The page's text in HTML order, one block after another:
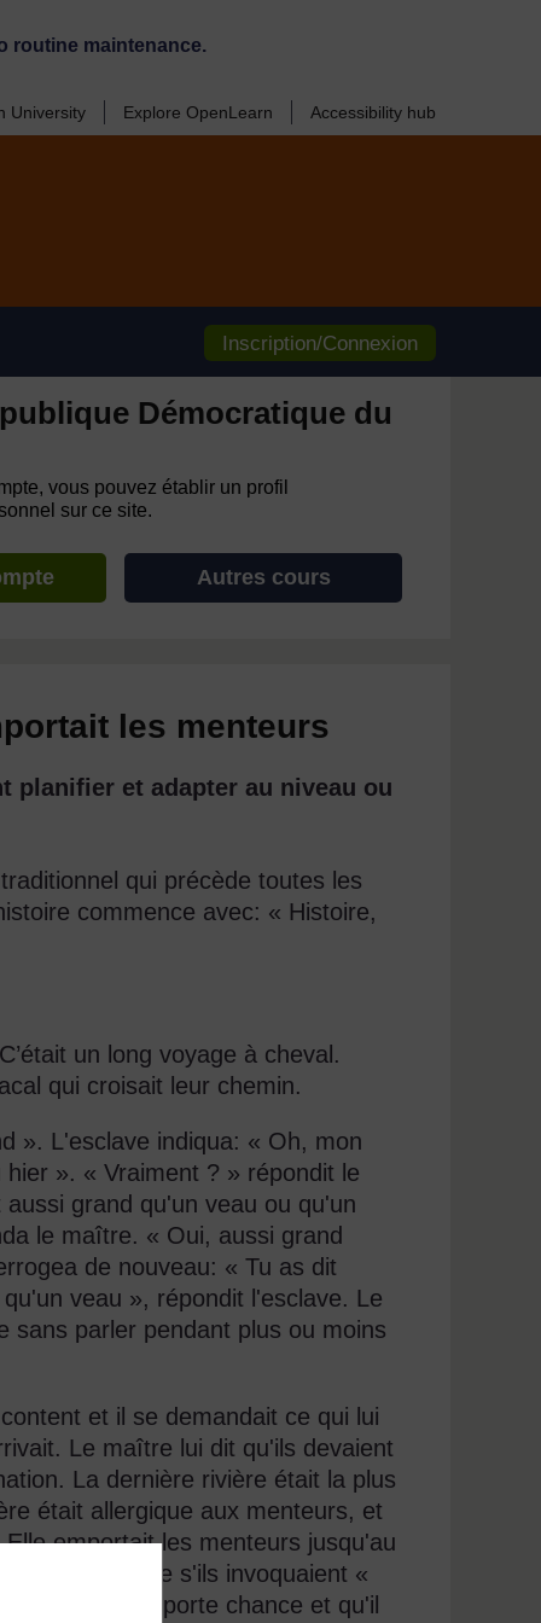
routine maintenance.
University Explore OpenLearn Accessibility hub
Inscription/Connexion
Démocratique du
vous pouvez établir un profil
sur ce site.
Autres cours
les menteurs
planifier et adapter au niveau ou
qui précède toutes les
commence avec: « Histoire,
un long voyage à cheval.
qui croisait leur chemin.
». L'esclave indiqua: « Oh, mon
». « Vraiment ? » répondit le
grand qu'un veau ou qu'un
le maître. « Oui, aussi grand
de nouveau: « Tu as dit
veau », répondit l'esclave. Le
sans parler pendant plus ou moins
et il se demandait ce qui lui
Le maître lui dit qu'ils devaient
La dernière rivière était la plus
était allergique aux menteurs, et
emportait les menteurs jusqu'au
même s'ils invoquaient «
qu’il leur porte chance et qu'il